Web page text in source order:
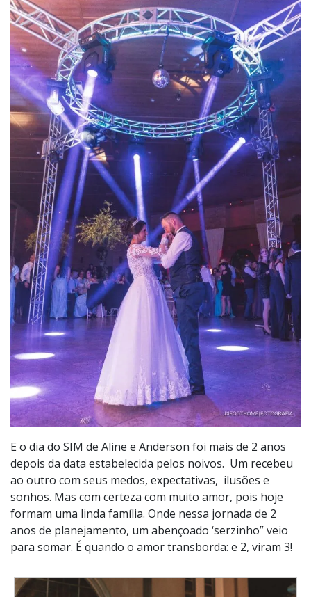
E o dia do SIM de Aline e Anderson foi mais de 2 anos
depois da data estabelecida pelos noivos. Um recebeu
ao outro com seus medos, expectativas, ilusões e
sonhos. Mas com certeza com muito amor, pois hoje
formam uma linda família. Onde nessa jornada de 2
anos de planejamento, um abençoado ‘serzinho” veio
para somar. É quando o amor transborda: e 2, viram 3!